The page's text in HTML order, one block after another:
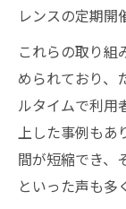
介護
介護
介護
利用者の
介護
介護
介護
レンスの定期開
これらの取り組
められており、
ルタイムで利用
上した事例もあ
間が短縮でき、
といった声も多